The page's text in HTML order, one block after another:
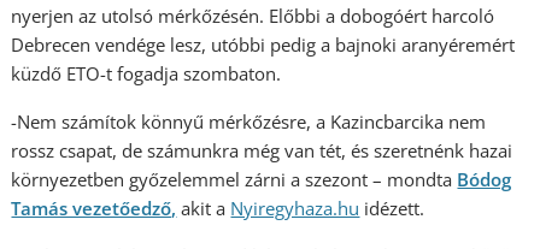
nyerjen az utolsó mérkőzésén. Előbbi a dobogóért harcoló
Debrecen vendége lesz, utóbbi pedig a bajnoki aranyéremért
küzdő ETO-t fogadja szombaton.
-Nem számítok könnyű mérkőzésre, a Kazincbarcika nem
rossz csapat, de számunkra még van tét, és szeretnénk hazai
környezetben győzelemmel zárni a szezont – mondta Bódog
Tamás vezetőedző, akit a Nyiregyhaza.hu idézett.